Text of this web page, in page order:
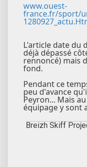
www.ouest-
france.fr/sport/
L'article date du
déjà dépassé
rennoncé) mais
fond.
Pendant ce
peu d'avance
Peyron... Mais
équipage y sont
Breizh Skiff